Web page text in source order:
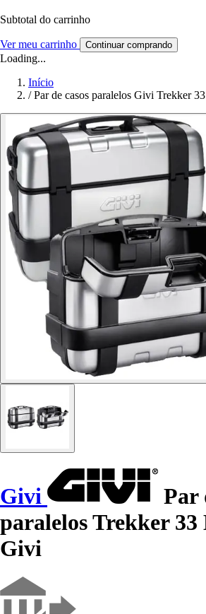
Subtotal do carrinho
Ver meu carrinho Continuar comprando
Loading...
Início
/ Par de casos paralelos Givi Trekker
Givi
Par
paralelos Trekker
Givi